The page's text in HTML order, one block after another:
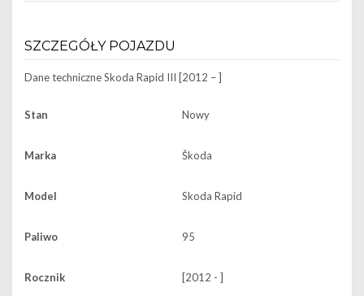
SZCZEGÓŁY POJAZDU
Dane techniczneSkoda Rapid III [2012 – ]
Stan Nowy
Marka Škoda
Model Skoda Rapid
Paliwo 95
Rocznik [2012 - ]